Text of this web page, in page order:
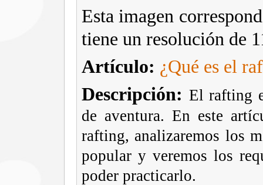
Esta imagen
tiene un resolución de
Artículo: ¿Qué es el
Descripción: El rafting
de aventura. En este
rafting, analizaremos los
popular y veremos los
poder practicarlo.